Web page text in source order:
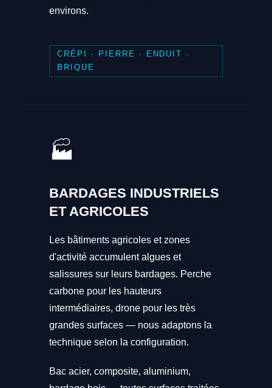
environs.
CRÉPI · PIERRE · ENDUIT ·
BRIQUE
🏭
BARDAGES INDUSTRIELS
ET AGRICOLES
Les bâtiments agricoles et zones
d'activité accumulent algues et
salissures sur leurs bardages. Perche
carbone pour les hauteurs
intermédiaires, drone pour les très
grandes surfaces — nous adaptons la
technique selon la configuration.
Bac acier, composite, aluminium,